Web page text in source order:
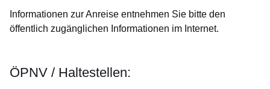
Informationen zur Anreise entnehmen Sie bitte den
öffentlich zugänglichen Informationen im Internet.
ÖPNV / Haltestellen: